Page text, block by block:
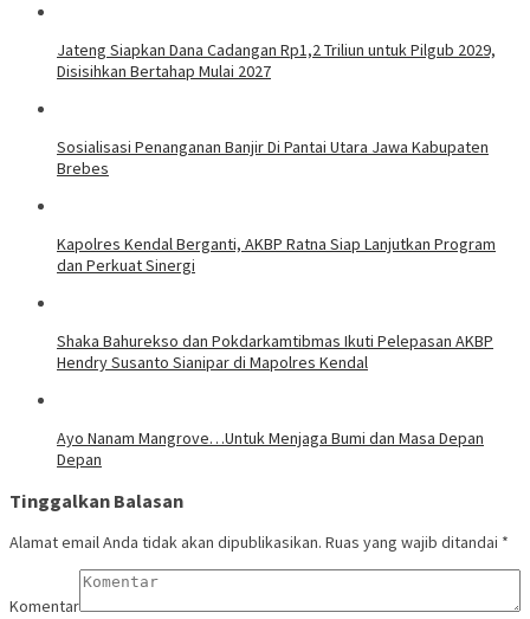
Jateng Siapkan Dana Cadangan Rp1,2 Triliun untuk Pilgub 2029,
Disisihkan Bertahap Mulai 2027
Sosialisasi Penanganan Banjir Di Pantai Utara Jawa Kabupaten
Brebes
Kapolres Kendal Berganti, AKBP Ratna Siap Lanjutkan Program
dan Perkuat Sinergi
​Shaka Bahurekso dan Pokdarkamtibmas Ikuti Pelepasan AKBP
Hendry Susanto Sianipar di Mapolres Kendal
Ayo Nanam Mangrove…Untuk Menjaga Bumi dan Masa Depan
Depan
Tinggalkan Balasan
Alamat email Anda tidak akan dipublikasikan. Ruas yang wajib ditandai *
Komentar